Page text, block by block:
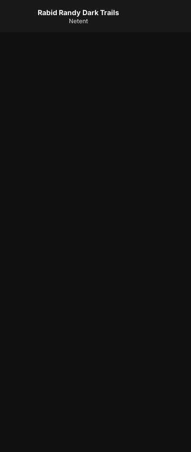
Rabid Randy Dark Trails
Netent